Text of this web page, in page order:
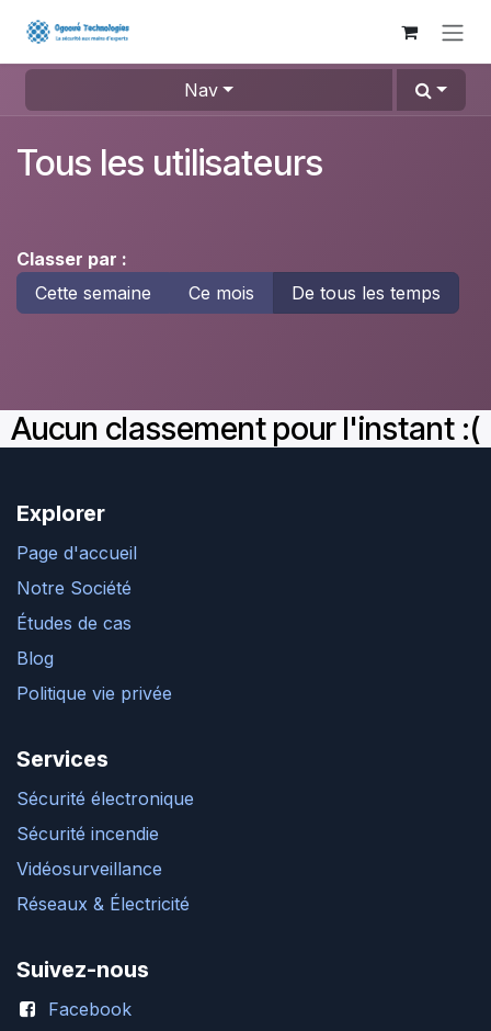
Nav
Tous les utilisateurs
Classer par :
Cette semaine
Ce mois De tous les temps
Aucun classement pour l'instant :(
Explorer
Page d'accueil
Notre Société
Études de cas
Blog
Politique vie privée
Services
Sécurité électronique
Sécurité incendie
Vidéosurveillance
Réseaux & Électricité
Suivez-nous
Facebook